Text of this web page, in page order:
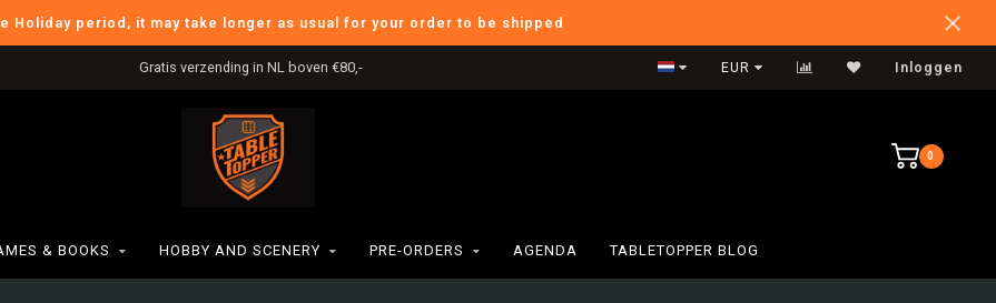
Holiday period, it may take longer as usual for your order to be shipped
Gratis verzending in NL boven €80,- International Shipping
EUR Inloggen
0
& BOOKS HOBBY AND SCENERY PRE-ORDERS AGENDA TABLETOPPER BLOG